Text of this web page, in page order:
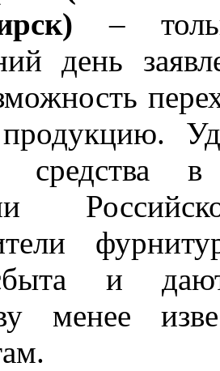
–
день
средства в
и дают
менее